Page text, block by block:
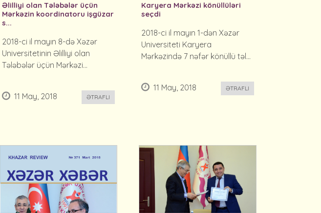
Əlilliyi olan Tələbələr üçün
Mərkəzin koordinatoru işgüzar
s...
2018-ci il mayın 8-də Xəzər
Universitetinin Əlilliyi olan
Tələbələr üçün Mərkəzi...
11 May, 2018 ƏTRAFLI
Karyera Mərkəzi könüllüləri
seçdi
2018-ci il mayın 1-dən Xəzər
Universiteti Karyera
Mərkəzində 7 nəfər könüllü təl...
11 May, 2018 ƏTRAFLI